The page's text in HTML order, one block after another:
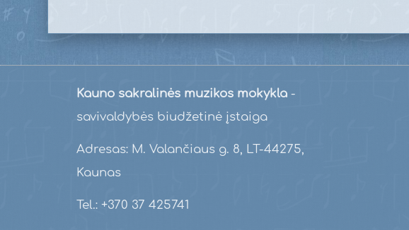
Kauno sakralinės muzikos mokykla-
savivaldybės biudžetinė įstaiga
Adresas: M. Valančiaus g. 8, LT-44275,
Kaunas
Tel.: +370 37 425741